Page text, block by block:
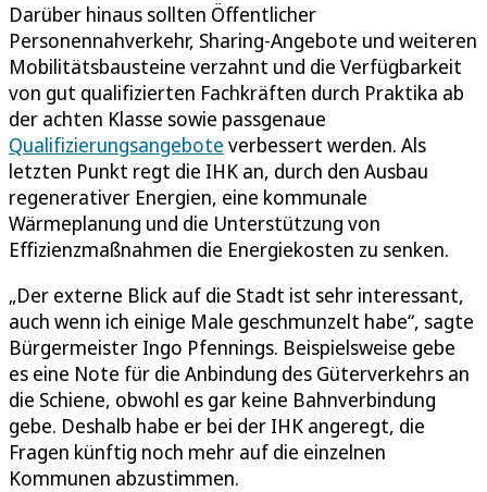
Darüber hinaus sollten Öffentlicher
Personennahverkehr, Sharing-Angebote und weiteren
Mobilitätsbausteine verzahnt und die Verfügbarkeit
von gut qualifizierten Fachkräften durch Praktika ab
der achten Klasse sowie passgenaue
Qualifizierungsangebote verbessert werden. Als
letzten Punkt regt die IHK an, durch den Ausbau
regenerativer Energien, eine kommunale
Wärmeplanung und die Unterstützung von
Effizienzmaßnahmen die Energiekosten zu senken.
„Der externe Blick auf die Stadt ist sehr interessant,
auch wenn ich einige Male geschmunzelt habe“, sagte
Bürgermeister Ingo Pfennings. Beispielsweise gebe
es eine Note für die Anbindung des Güterverkehrs an
die Schiene, obwohl es gar keine Bahnverbindung
gebe. Deshalb habe er bei der IHK angeregt, die
Fragen künftig noch mehr auf die einzelnen
Kommunen abzustimmen.